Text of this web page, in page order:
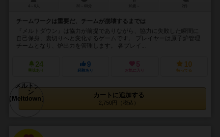
チームワークは重要だ、チームが崩壊するまでは
『メルトダウン』は協力が前提でありながら、協力に失敗した瞬間に
自己保身、裏切りへと変化するゲームです。 プレイヤーは原子炉管理
チームとなり、炉出力を管理します。 各プレイ...
24
興味あり
9
経験あり
5
お気に入り
10
持ってる
カートに追加する
2,750円（税込）